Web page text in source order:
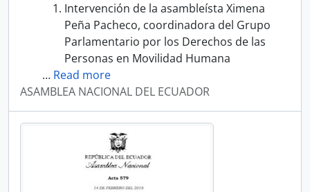
Intervención de la asambleísta Ximena
Peña Pacheco, coordinadora del Grupo
Parlamentario por los Derechos de las
Personas en Movilidad Humana
… Read more
ASAMBLEA NACIONAL DEL ECUADOR